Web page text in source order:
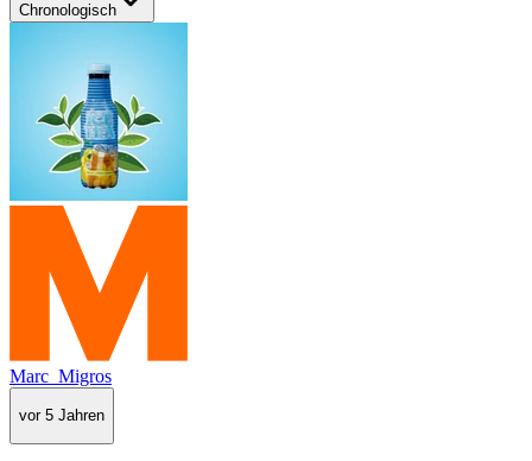
Chronologisch
Marc_Migros
vor 5 Jahren